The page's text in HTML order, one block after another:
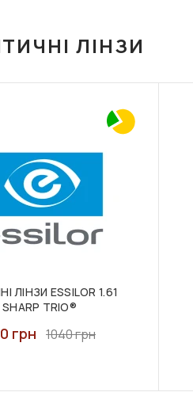
ЛІНЗИ
ЛІНЗИ ESSILOR 1.61
SHARP TRIO®
грн 1040 грн